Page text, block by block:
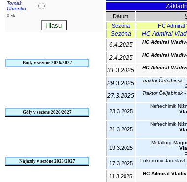
Tomáš
Chrenko
0 %
Body v sezóne 2026/2027
Góly v sezóne 2026/2027
Nájazdy v sezóne 2026/2027
Dátum
Sezóna
HC Admiral
Sezóna HC Admiral
6.4.2025
HC Admiral
2.4.2025
HC Admiral
31.3.2025
HC Admiral
29.3.2025
Traktor Čeľjabinsk -
27.3.2025
Traktor Čeľjabinsk -
23.3.2025
Neftechimik
21.3.2025
Neftechimik
19.3.2025
Metallurg
17.3.2025 Lokomotiv Jaroslavľ
11.3.2025 HC Admiral